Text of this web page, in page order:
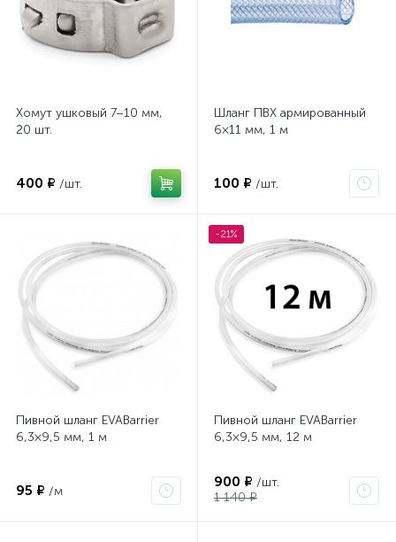
Хомут ушковый 7–10 мм,
20 шт.
400 ₽ /шт.
Шланг ПВХ армированный
6×11 мм, 1 м
100 ₽ /шт.
Пивной шланг EVABarrier
6,3×9,5 мм, 1 м
95 ₽ /м
-21%
Пивной шланг EVABarrier
6,3×9,5 мм, 12 м
900 ₽ /шт.
1 140 ₽